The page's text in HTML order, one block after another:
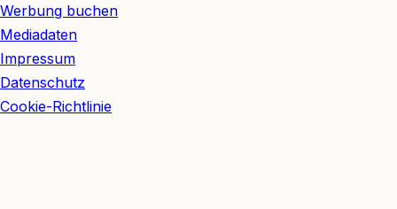
Werbung buchen
Mediadaten
Impressum
Datenschutz
Cookie-Richtlinie